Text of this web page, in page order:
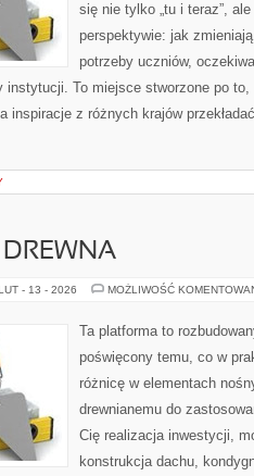
się nie tylko „tu i teraz”,
perspektywie: jak
potrzeby uczniów,
instytucji. To miejsce stworzone po to,
inspiracje z różnych krajów
DREWNA
- 13 - 2026 MOŻLIWOŚĆ
Ta platforma to
poświęcony temu, co w
różnicę w elementach
drewnianemu do
Cię realizacja inwestycji,
konstrukcja dachu,